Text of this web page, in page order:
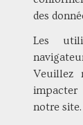
des
Les
Veuillez
impacter
notre site.